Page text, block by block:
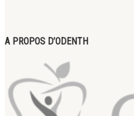
A PROPOS D’ODENTH